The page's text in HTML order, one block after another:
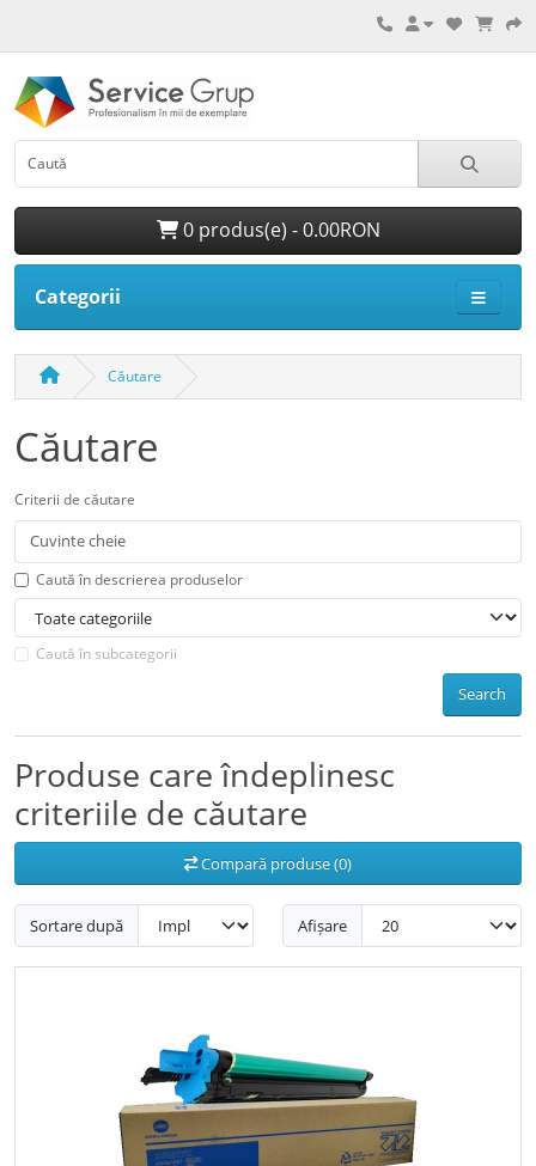
0 produs(e) - 0.00RON
Categorii
Căutare
Căutare
Criterii de căutare
Caută în descrierea produselor
Caută în subcategorii
Search
Produse care îndeplinesc
criteriile de căutare
Compară produse (0)
Sortare după Afișare